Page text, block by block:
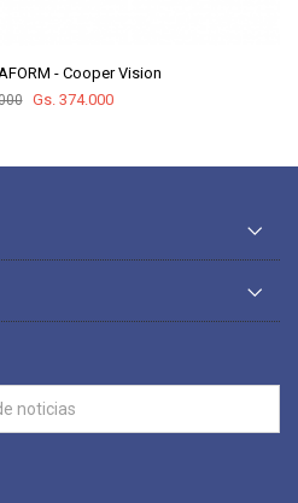
- Cooper Vision
Gs. 374.000